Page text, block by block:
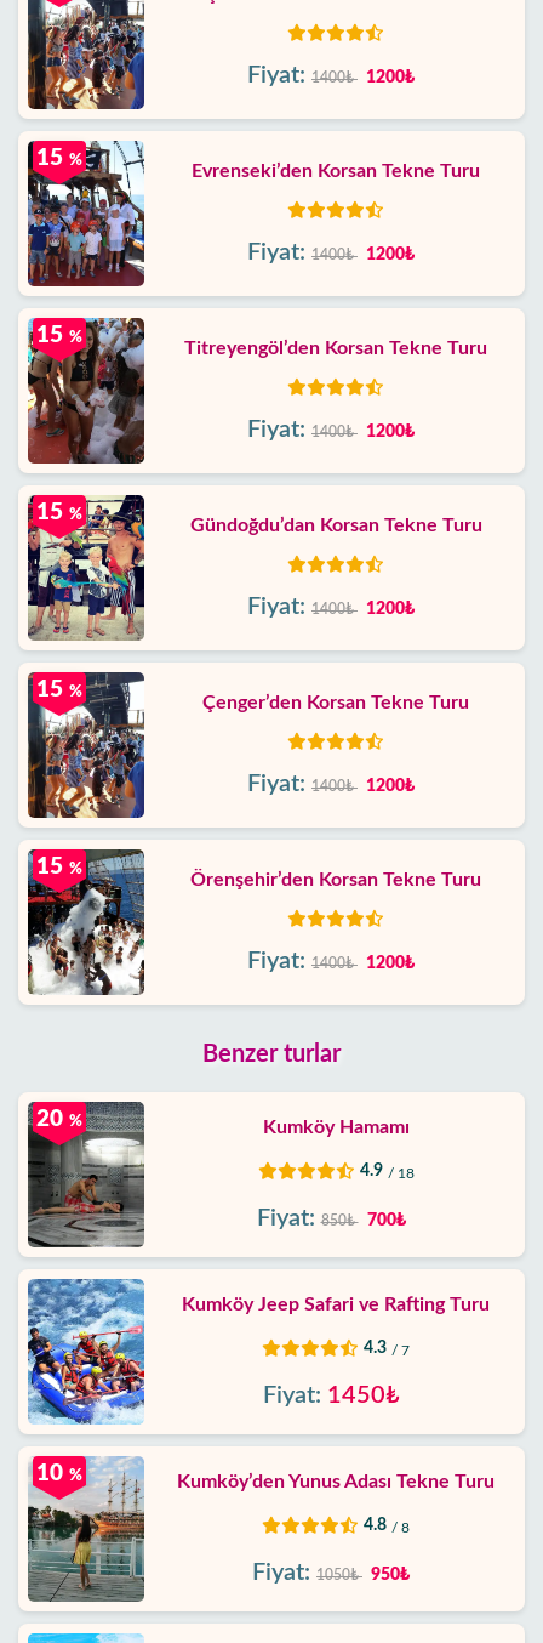
Fiyat: 1400₺ 1200₺
Evrenseki’den Korsan Tekne Turu
15 %
Fiyat: 1400₺ 1200₺
Titreyengöl’den Korsan Tekne Turu
15 %
Fiyat: 1400₺ 1200₺
Gündoğdu’dan Korsan Tekne Turu
15 %
Fiyat: 1400₺ 1200₺
Çenger’den Korsan Tekne Turu
15 %
Fiyat: 1400₺ 1200₺
Örenşehir’den Korsan Tekne Turu
15 %
Fiyat: 1400₺ 1200₺
Benzer turlar
Kumköy Hamamı
4.9 / 18
20 %
Fiyat: 850₺ 700₺
Kumköy Jeep Safari ve Rafting Turu
4.3 / 7
Fiyat: 1450₺
Kumköy’den Yunus Adası Tekne Turu
4.8 / 8
10 %
Fiyat: 1050₺ 950₺